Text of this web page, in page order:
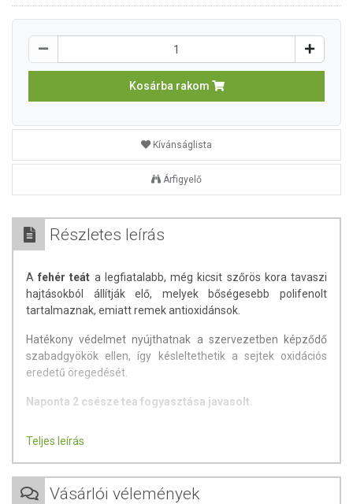
Kosárba rakom
Kívánságlista
Árfigyelő
Részletes leírás
Afehér teát a legfiatalabb, még kicsit szőrös kora tavaszi
hajtásokból állítják elő, melyek bőségesebb polifenolt
tartalmaznak, emiatt remek antioxidánsok.
Hatékony védelmet nyújthatnak a szervezetben képződő
szabadgyökök ellen, így késleltethetik a sejtek oxidációs
eredetű öregedését.
Naponta 2 csésze tea fogyasztása javasolt.
szabályozás szerint élelmiszereknek minősülnek, amelyek a
hagyományos étrend kiegészítését szolgálják, és koncentrált
formában tartalmaznak tápanyagokat. Bár az étrend-
kiegészítők kedvező élettani hatással rendelkezhetnek, amely
Teljes leírás
Vásárlói vélemények